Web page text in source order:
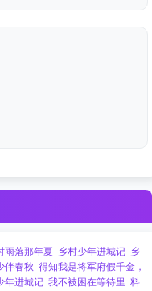
雨落那年夏 乡村少年进城记 乡
伴春秋 得知我是将军府假千金，
年进城记 我不被困在等待里 料